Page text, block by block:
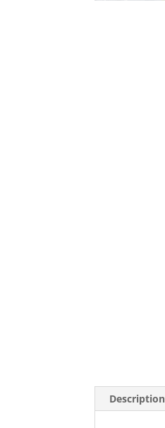
Description